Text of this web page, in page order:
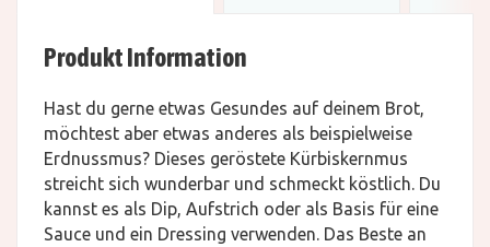
Produkt Information
Hast du gerne etwas Gesundes auf deinem Brot,
möchtest aber etwas anderes als beispielweise
Erdnussmus? Dieses geröstete Kürbiskernmus
streicht sich wunderbar und schmeckt köstlich. Du
kannst es als Dip, Aufstrich oder als Basis für eine
Sauce und ein Dressing verwenden. Das Beste an